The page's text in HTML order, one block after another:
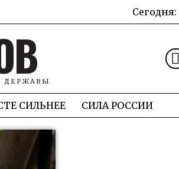
Сегодня:
ДЕРЖАВЫ
СИЛЬНЕЕ СИЛА РОССИИ